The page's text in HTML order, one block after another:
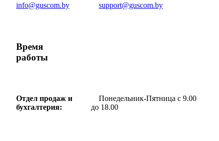
info@guscom.by support@guscom.by
Время
работы
Отдел продаж и
бухгалтерия:
Понедельник-Пятница с 9.00
до 18.00